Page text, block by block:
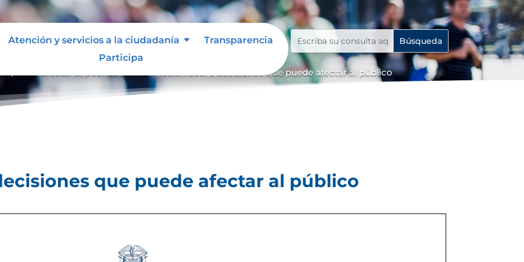
Atención y servicios a la ciudadanía
Transparencia
Participa
puede afectar al público Información sobre decisiones que puede afectar al público
que puede afectar al público